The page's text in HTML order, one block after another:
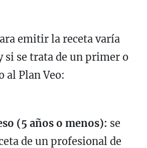
emitir la receta varía
si se trata de un primer o
al Plan Veo:
(5 años o menos): se
de un profesional de